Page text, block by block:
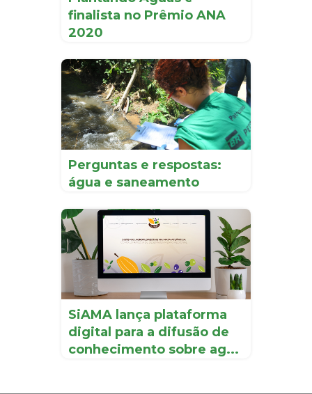
finalista no Prêmio ANA
2020
Perguntas e respostas:
água e saneamento
SiAMA lança plataforma
digital para a difusão de
conhecimento sobre ag...